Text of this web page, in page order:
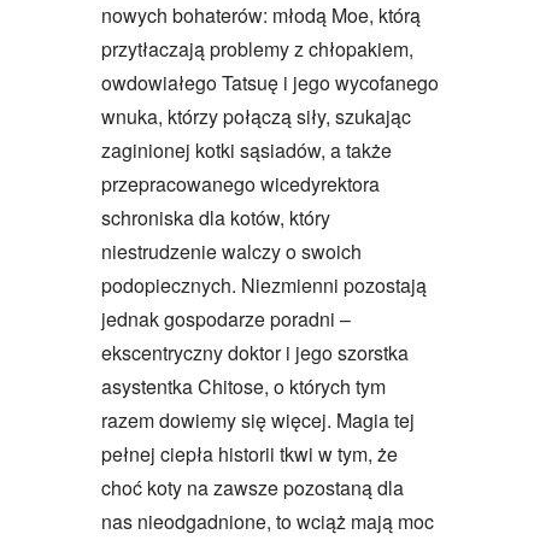
nowych bohaterów: młodą Moe, którą
przytłaczają problemy z chłopakiem,
owdowiałego Tatsuę i jego wycofanego
wnuka, którzy połączą siły, szukając
zaginionej kotki sąsiadów, a także
przepracowanego wicedyrektora
schroniska dla kotów, który
niestrudzenie walczy o swoich
podopiecznych. Niezmienni pozostają
jednak gospodarze poradni –
ekscentryczny doktor i jego szorstka
asystentka Chitose, o których tym
razem dowiemy się więcej. Magia tej
pełnej ciepła historii tkwi w tym, że
choć koty na zawsze pozostaną dla
nas nieodgadnione, to wciąż mają moc